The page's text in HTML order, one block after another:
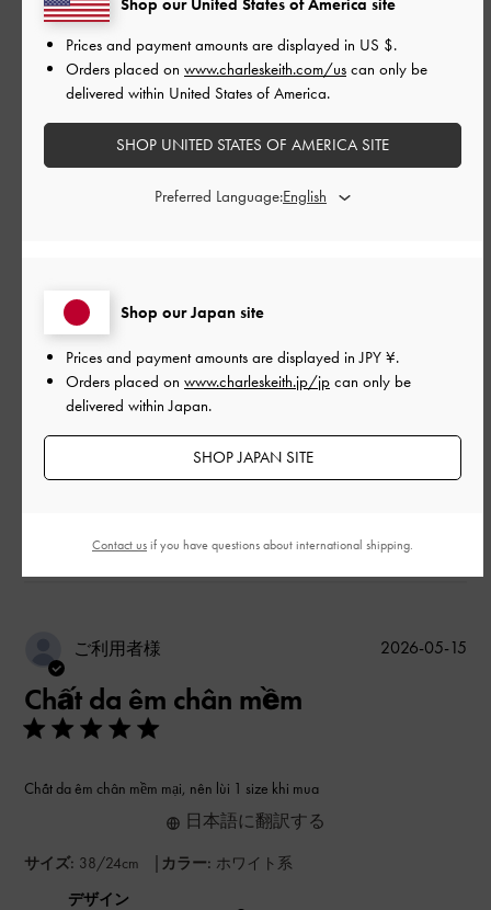
ご利用者様
ちょうど良いです
とてもよかった
品質
とてもよかった
2026-06-03
このレビューは役に立ちましたか？
ご利用者様
Chất da êm chân mềm
Chất da êm chân mềm mại, nên lùi 1 size khi mua
サイズ: 38/24cm | カラー: ホワイト系
デザイン
日本語に翻訳する
公
2026-05-15
Shop our Japan site
Prices and payment amounts are displayed inJPY ¥.
Orders placed on www.charleskeith.jp/jp can only be
delivered within Japan.
SHOP JAPAN SITE
Prices and payment amounts are displayed in US $.
Orders placed on www.charleskeith.com/us can only be
delivered within United States of America.
SHOP UNITED STATES OF AMERICA SITE
Preferred Language:
Contact usif you have questions about international shipping.